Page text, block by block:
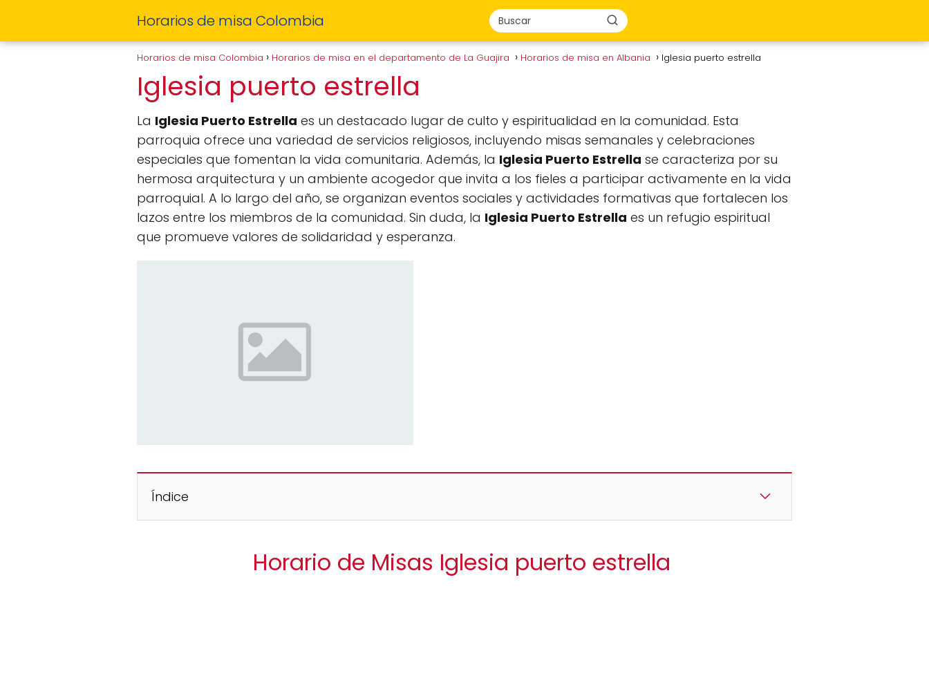
Horarios de misa Colombia
Horarios de misa Colombia Horarios de misa en el departamento de La Guajira Horarios de misa en Albania Iglesia puerto estrella
Iglesia puerto estrella
La Iglesia Puerto Estrella es un destacado lugar de culto y espiritualidad en la comunidad. Esta
parroquia ofrece una variedad de servicios religiosos, incluyendo misas semanales y celebraciones
especiales que fomentan la vida comunitaria. Además, la Iglesia Puerto Estrella se caracteriza por su
hermosa arquitectura y un ambiente acogedor que invita a los fieles a participar activamente en la vida
parroquial. A lo largo del año, se organizan eventos sociales y actividades formativas que fortalecen los
lazos entre los miembros de la comunidad. Sin duda, la Iglesia Puerto Estrella es un refugio espiritual
que promueve valores de solidaridad y esperanza.
Índice
Horario de Misas Iglesia puerto estrella